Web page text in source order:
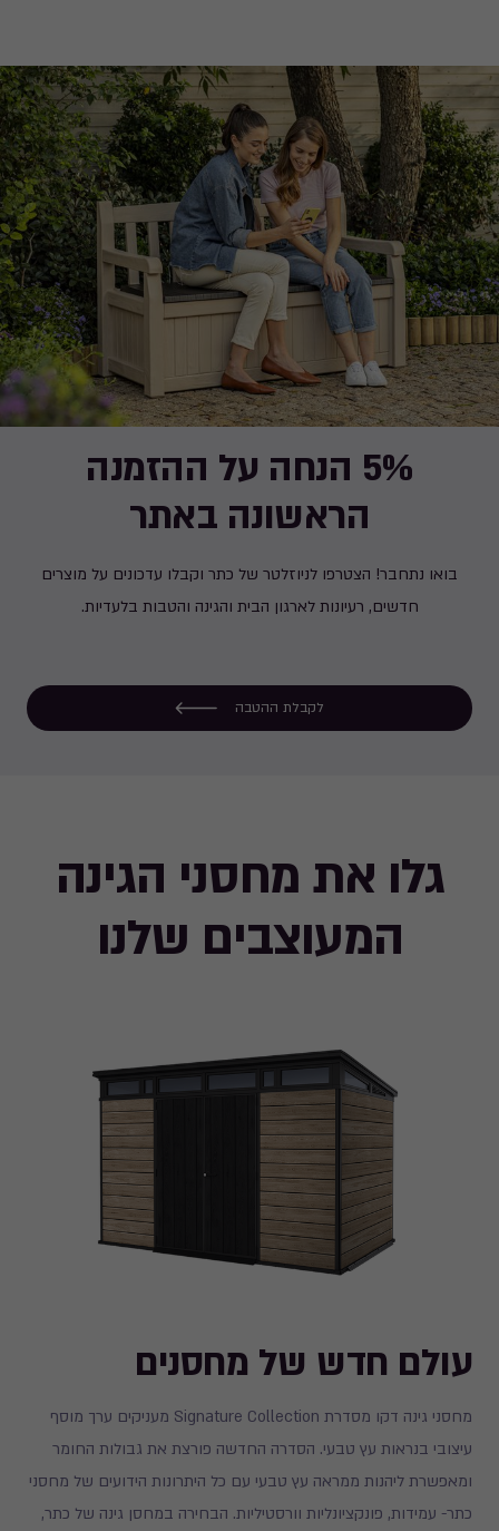
5% הנחה על ההזמנה
הראשונה באתר
בואו נתחבר! הצטרפו לניוזלטר של כתר וקבלו עדכונים על מוצרים
חדשים, רעיונות לארגון הבית והגינה והטבות בלעדיות.
לקבלת ההטבה
גלו את מחסני הגינה
המעוצבים שלנו
עולם חדש של מחסנים
מחסני גינה דקו מסדרת Signature Collection מעניקים ערך מוסף
עיצובי בנראות עץ טבעי. הסדרה החדשה פורצת את גבולות החומר
ומאפשרת ליהנות ממראה עץ טבעי עם כל היתרונות הידועים של מחסני
כתר- עמידות, פונקציונליות וורסטיליות. הבחירה במחסן גינה של כתר,